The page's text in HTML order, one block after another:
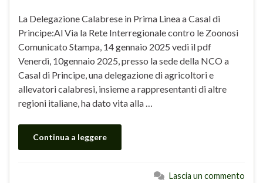
La Delegazione Calabrese in Prima Linea a Casal di
Principe:Al Via la Rete Interregionale contro le Zoonosi
Comunicato Stampa, 14 gennaio 2025 vedi il pdf
Venerdì, 10gennaio 2025, presso la sede della NCO a
Casal di Principe, una delegazione di agricoltori e
allevatori calabresi, insieme a rappresentanti di altre
regioni italiane, ha dato vita alla …
Continua a leggere
Lascia un commento